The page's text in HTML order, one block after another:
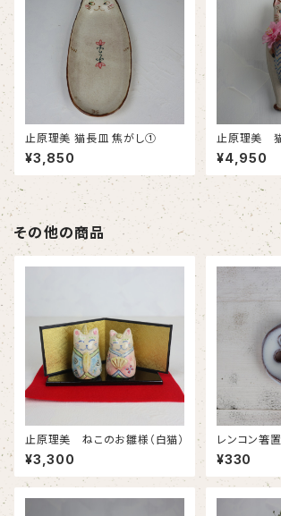
止原理美 猫長皿 焦がし①
¥3,850
止原理美
ャム猫)
¥4,950
その他の商品
止原理美 ねこのお雛様（白猫）
¥3,300
レンコン箸
¥330